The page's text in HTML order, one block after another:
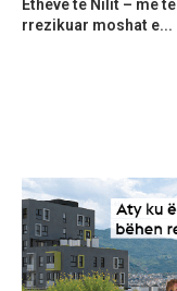
Etheve të Nilit – më të
rrezikuar moshat e...